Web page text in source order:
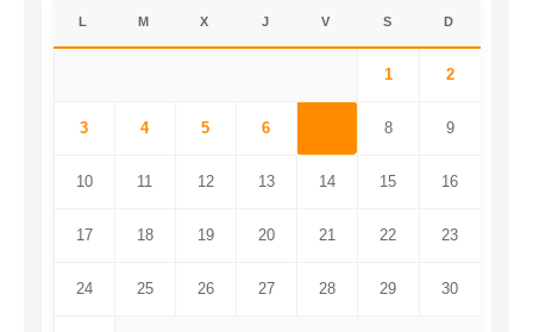
L M X J V S D
1 2
3 4 5 6 8 9
10 11 12 13 14 15 16
17 18 19 20 21 22 23
24 25 26 27 28 29 30